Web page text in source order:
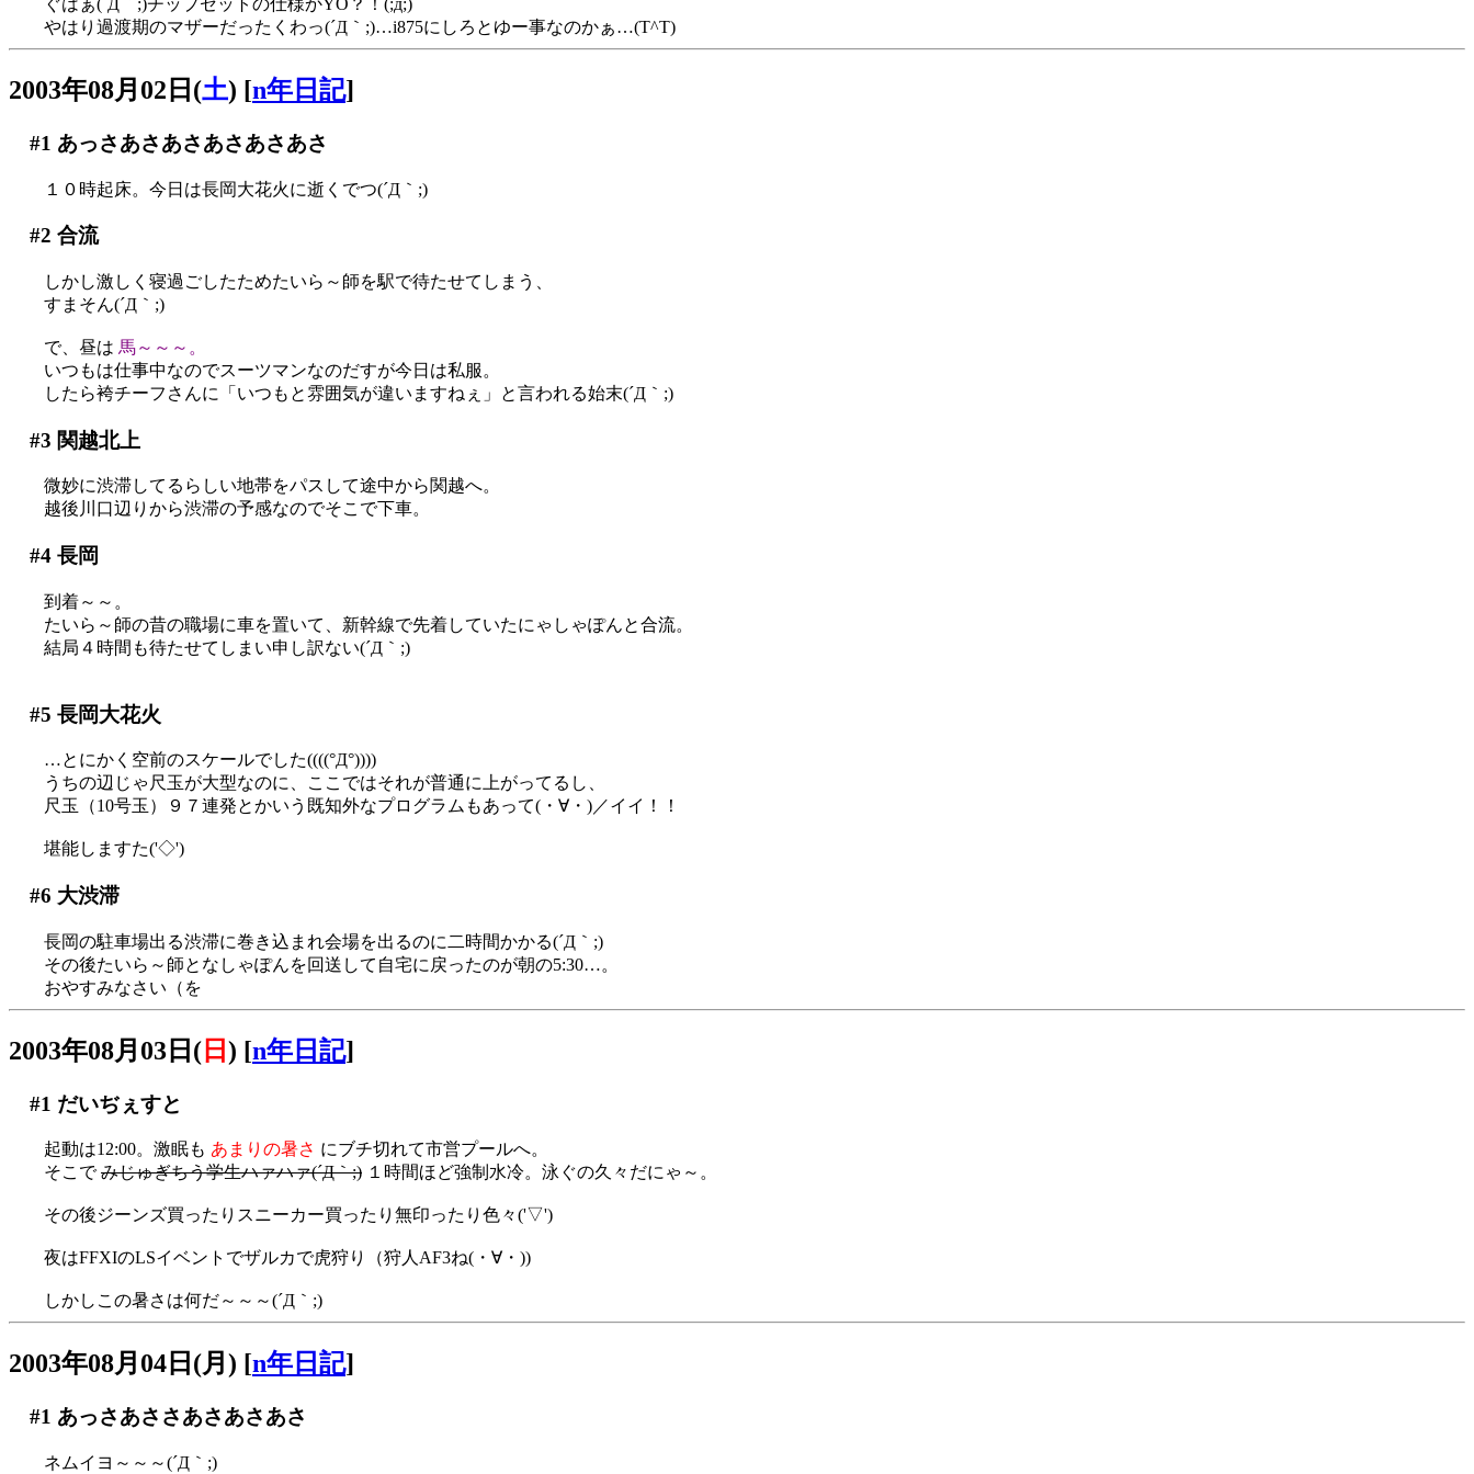
ぐはぁ(´Д｀;)チップセットの仕様かYO？！(;д;)
やはり過渡期のマザーだったくわっ(´Д｀;)…i875にしろとゆー事なのかぁ…(T^T)
2003年08月02日(土) [n年日記]
#1 あっさあさあさあさあさあさ
１０時起床。今日は長岡大花火に逝くでつ(´Д｀;)
#2 合流
しかし激しく寝過ごしたためたいら～師を駅で待たせてしまう、
すまそん(´Д｀;)
で、昼は 馬～～～。
いつもは仕事中なのでスーツマンなのだすが今日は私服。
したら袴チーフさんに「いつもと雰囲気が違いますねぇ」と言われる始末(´Д｀;)
#3 関越北上
微妙に渋滞してるらしい地帯をパスして途中から関越へ。
越後川口辺りから渋滞の予感なのでそこで下車。
#4長岡
到着～～。
たいら～師の昔の職場に車を置いて、新幹線で先着していたにゃしゃぽんと合流。
結局４時間も待たせてしまい申し訳ない(´Д｀;)
#5 長岡大花火
…とにかく空前のスケールでした((((°Д°))))
うちの辺じゃ尺玉が大型なのに、ここではそれが普通に上がってるし、
尺玉（10号玉）９７連発とかいう既知外なプログラムもあって(・∀・)／イイ！！
堪能しますた('◇')ゞ
#6 大渋滞
長岡の駐車場出る渋滞に巻き込まれ会場を出るのに二時間かかる(´Д｀;)
その後たいら～師となしゃぽんを回送して自宅に戻ったのが朝の5:30…。
おやすみなさい（を
2003年08月03日( 日 ) [n年日記]
#1 だいぢぇすと
起動は12:00。激眠も あまりの暑さ にブチ切れて市営プールへ。
そこでみじゅぎちう学生ハァハァ(´Д｀;) １時間ほど強制水冷。泳ぐの久々だにゃ～。
その後ジーンズ買ったりスニーカー買ったり無印ったり色々('▽')
夜はFFXIのLSイベントでザルカで虎狩り（狩人AF3ね(・∀・))
しかしこの暑さは何だ～～～(´Д｀;)
2003年08月04日(月) [n年日記]
#1 あっさあささあさあさあさ
ネムイヨ～～～(´Д｀;)